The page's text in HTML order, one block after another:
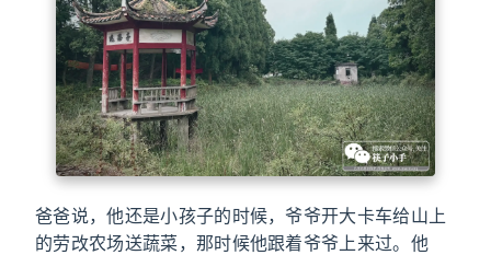
爸爸说，他还是小孩子的时候，爷爷开大卡车给山上
的劳改农场送蔬菜，那时候他跟着爷爷上来过。他